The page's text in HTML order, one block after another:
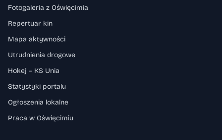
Fotogaleria z Oświęcimia
Repertuar kin
Mapa aktywności
Utrudnienia drogowe
Hokej – KS Unia
Statystyki portalu
Ogłoszenia lokalne
Praca w Oświęcimiu